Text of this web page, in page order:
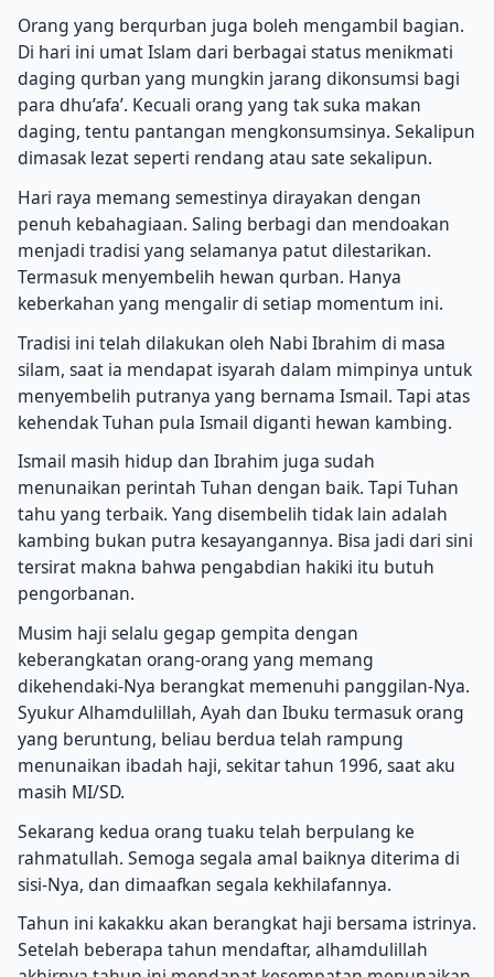
Orang yang berqurban juga boleh mengambil bagian.
Di hari ini umat Islam dari berbagai status menikmati
daging qurban yang mungkin jarang dikonsumsi bagi
para dhu’afa’. Kecuali orang yang tak suka makan
daging, tentu pantangan mengkonsumsinya. Sekalipun
dimasak lezat seperti rendang atau sate sekalipun.
Hari raya memang semestinya dirayakan dengan
penuh kebahagiaan. Saling berbagi dan mendoakan
menjadi tradisi yang selamanya patut dilestarikan.
Termasuk menyembelih hewan qurban. Hanya
keberkahan yang mengalir di setiap momentum ini.
Tradisi ini telah dilakukan oleh Nabi Ibrahim di masa
silam, saat ia mendapat isyarah dalam mimpinya untuk
menyembelih putranya yang bernama Ismail. Tapi atas
kehendak Tuhan pula Ismail diganti hewan kambing.
Ismail masih hidup dan Ibrahim juga sudah
menunaikan perintah Tuhan dengan baik. Tapi Tuhan
tahu yang terbaik. Yang disembelih tidak lain adalah
kambing bukan putra kesayangannya. Bisa jadi dari sini
tersirat makna bahwa pengabdian hakiki itu butuh
pengorbanan.
Musim haji selalu gegap gempita dengan
keberangkatan orang-orang yang memang
dikehendaki-Nya berangkat memenuhi panggilan-Nya.
Syukur Alhamdulillah, Ayah dan Ibuku termasuk orang
yang beruntung, beliau berdua telah rampung
menunaikan ibadah haji, sekitar tahun 1996, saat aku
masih MI/SD.
Sekarang kedua orang tuaku telah berpulang ke
rahmatullah. Semoga segala amal baiknya diterima di
sisi-Nya, dan dimaafkan segala kekhilafannya.
Tahun ini kakakku akan berangkat haji bersama istrinya.
Setelah beberapa tahun mendaftar, alhamdulillah